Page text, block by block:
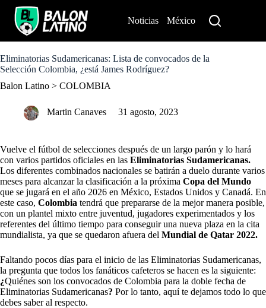
o
c
n
Noticias México
Eliminatorias Sudamericanas: Lista de convocados de la
Selección Colombia, ¿está James Rodríguez?
Balon Latino > COLOMBIA
Martin Canaves 31 agosto, 2023
Vuelve el fútbol de selecciones después de un largo parón y lo hará
con varios partidos oficiales en las Eliminatorias Sudamericanas.
Los diferentes combinados nacionales se batirán a duelo durante varios
meses para alcanzar la clasificación a la próxima Copa del Mundo
que se jugará en el año 2026 en México, Estados Unidos y Canadá. En
este caso, Colombia tendrá que prepararse de la mejor manera posible,
con un plantel mixto entre juventud, jugadores experimentados y los
referentes del último tiempo para conseguir una nueva plaza en la cita
mundialista, ya que se quedaron afuera del Mundial de Qatar 2022.
Faltando pocos días para el inicio de las Eliminatorias Sudamericanas,
la pregunta que todos los fanáticos cafeteros se hacen es la siguiente:
¿Quiénes son los convocados de Colombia para la doble fecha de
Eliminatorias Sudamericanas? Por lo tanto, aquí te dejamos todo lo que
debes saber al respecto.